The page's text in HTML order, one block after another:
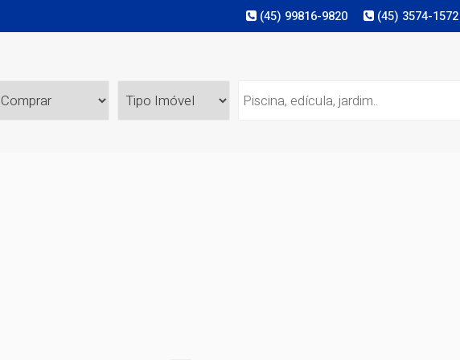
(45) 3574-1572
(45) 99816-9820